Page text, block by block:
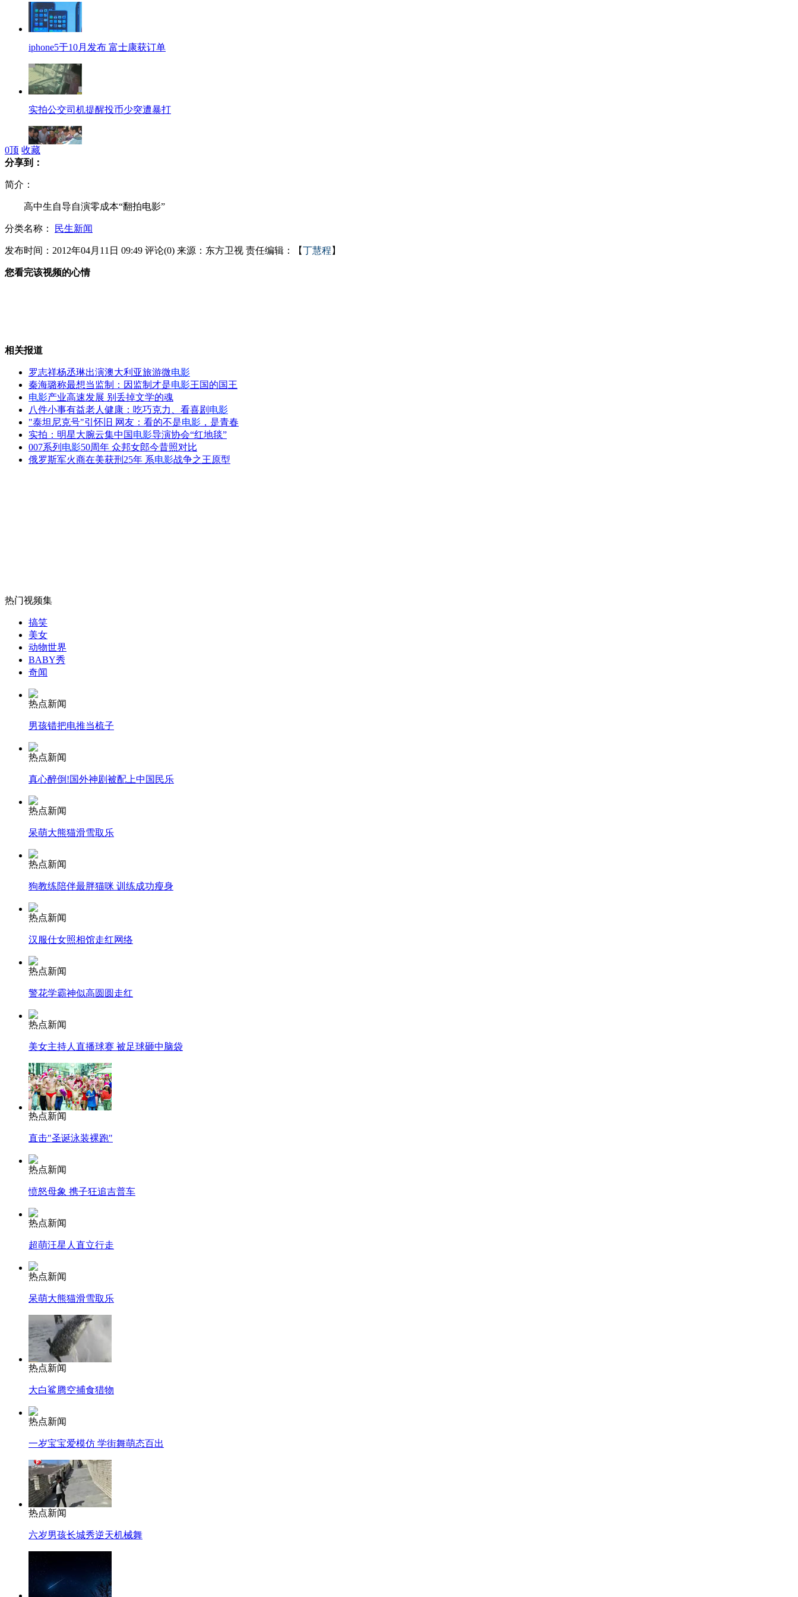
iphone5于10月发布 富士康获订单
实拍公交司机提醒投币少突遭暴打
内贾德称伊朗不惧怕石油禁运
中方要求帕劳确保被扣渔民健康
日本：76万元建一女性专用透明厕所
无痛分娩是否安全 医生回应
外交部：反对强权政治霸凌主义
外交部：有关国家言论片面不公正
走！跟着总书记去植树
纽约上演“枕头大战”
0顶 收藏
分享到：
简介：
高中生自导自演零成本“翻拍电影”
分类名称： 民生新闻
发布时间：2012年04月11日 09:49 评论(0) 来源：东方卫视 责任编辑：【丁慧程 】
您看完该视频的心情
相关报道
罗志祥杨丞琳出演澳大利亚旅游微电影
秦海璐称最想当监制：因监制才是电影王国的国王
电影产业高速发展 别丢掉文学的魂
八件小事有益老人健康：吃巧克力、看喜剧 电影
"泰坦尼克号"引怀旧 网友：看的不是电影 ，是青春
实拍：明星大腕云集中国电影导演协会“红地毯”
007系列 电影50周年 众邦女郎今昔照对比
俄罗斯军火商在美获刑25年 系电影战争之王原型
热门视频集
搞笑
美女
动物世界
BABY秀
奇闻
热点新闻
男孩错把电推当梳子
热点新闻
真心醉倒!国外神剧被配上中国民乐
热点新闻
呆萌大熊猫滑雪取乐
热点新闻
狗教练陪伴最胖猫咪 训练成功瘦身
热点新闻
汉服仕女照相馆走红网络
热点新闻
警花学霸神似高圆圆走红
热点新闻
美女主持人直播球赛 被足球砸中脑袋
热点新闻
直击"圣诞泳装裸跑"
热点新闻
愤怒母象 携子狂追吉普车
热点新闻
超萌汪星人直立行走
热点新闻
呆萌大熊猫滑雪取乐
热点新闻
大白鲨腾空捕食猎物
热点新闻
一岁宝宝爱模仿 学街舞萌态百出
热点新闻
六岁男孩长城秀逆天机械舞